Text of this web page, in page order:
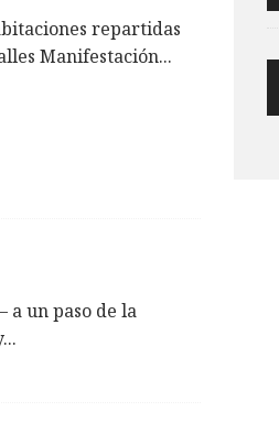
repartidas
Manifestación...
a un paso de la
...